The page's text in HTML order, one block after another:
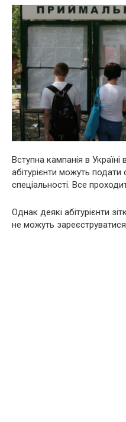
Вступна кампанія в
абітурієнти можуть подати
спеціальності. Все
Однак деякі абітурієнти
не можуть